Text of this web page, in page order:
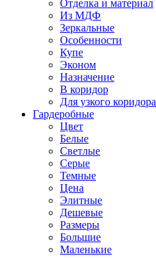
Отделка и материал
Из МДФ
Зеркальные
Особенности
Купе
Эконом
Назначение
В коридор
Для узкого коридора
Гардеробные
Цвет
Белые
Светлые
Серые
Темные
Цена
Элитные
Дешевые
Размеры
Большие
Маленькие